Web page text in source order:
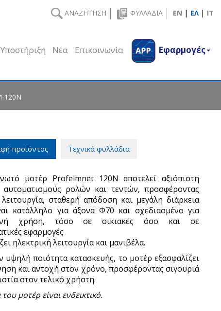
120N
προϊόντος Τεχνικά φυλλάδια
μοτέρ Profelmnet 120Ν αποτελεί αξιόπιστη
ρολών και τεντών, προσφέροντας
σταθερή απόδοση και μεγάλη διάρκεια
κατάλληλο για άξονα Φ70 και σχεδιασμένο για
χρήση, τόσο σε οικιακές όσο και σε
εφαρμογές
ηλεκτρική λειτουργία και μανιβέλα.
υψηλή ποιότητα κατασκευής, το μοτέρ εξασφαλίζει
και αντοχή στον χρόνο, προσφέροντας σιγουριά
στον τελικό χρήστη.
μοτέρ είναι ενδεικτικό.
ΑΝΑΖΗΤΗΣΗ ΦΥΛΛΑΔΙΑ EN | ΕΛ | IT
Υποστήριξη Νέα Επικοινωνία Εφαρμογές